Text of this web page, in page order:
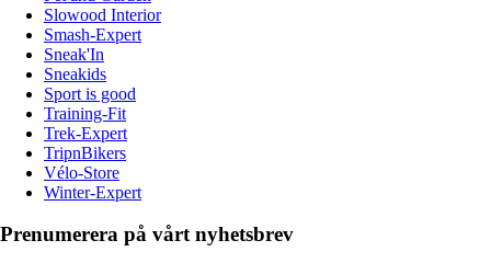
Slowood Interior
Smash-Expert
Sneak'In
Sneakids
Sport is good
Training-Fit
Trek-Expert
TripnBikers
Vélo-Store
Winter-Expert
Prenumerera på vårt nyhetsbrev